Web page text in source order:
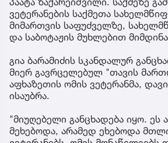
ვეტერანების საქმეთა
მიმართვის საფუძველზე,
და საბოტაჟის მუხლებით
გია ბარამიძის სკანდალურ
მიერ გავრცელებულ "თავის
აფხაზეთის ომის ვეტერანმა,
ისაუბრა.
"მიუღებელი განცხადება იყო. ეს
მეხებოდა, არამედ ეხებოდა